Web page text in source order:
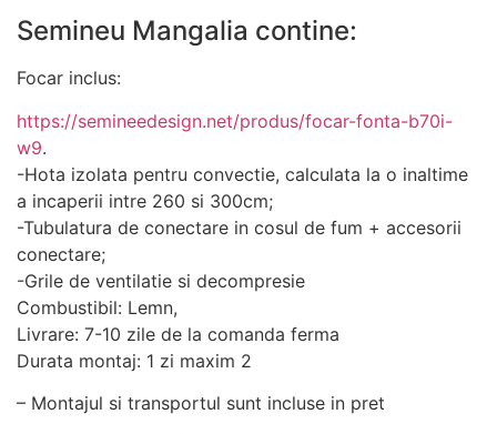
Semineu Mangalia contine:
Focar inclus:
https://semineedesign.net/produs/focar-fonta-b70i-
w9.
-Hota izolata pentru convectie, calculata la o inaltime
a incaperii intre 260 si 300cm;
-Tubulatura de conectare in cosul de fum + accesorii
conectare;
-Grile de ventilatie si decompresie
Combustibil: Lemn,
Livrare: 7-10 zile de la comanda ferma
Durata montaj: 1 zi maxim 2
– Montajul si transportul sunt incluse in pret
funcționeze cât
în timpul vizitei
Dacă refuzați
aceste cookie-
uri, unele
funcționalități
vor dispărea de
pe site.
Marketing
Împărtășindu-vă
interesele și
comportamentul
pe măsură ce
vizitați site-ul